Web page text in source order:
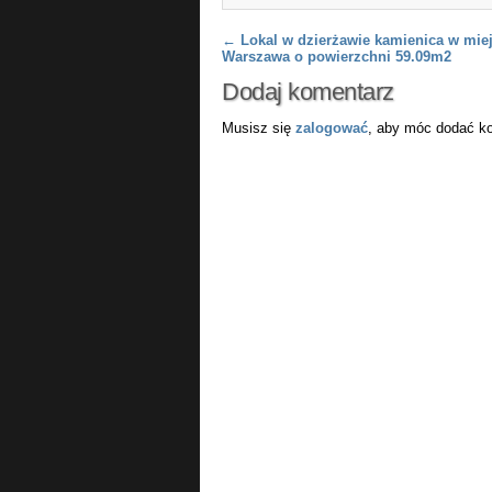
Post navigation
← Lokal w dzierżawie kamienica w
Warszawa o powierzchni 59.09m2
Dodaj komentarz
Musisz się zalogować, aby móc dodać